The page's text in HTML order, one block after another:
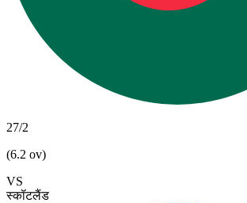
27/2
(6.2 ov)
VS
स्कॉटलैंड